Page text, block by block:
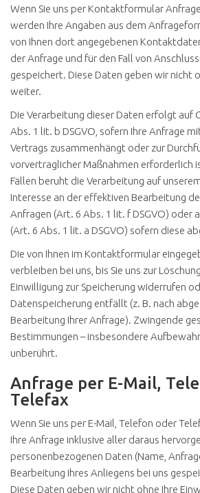
Wenn Sie uns per Kontaktformular
werden Ihre Angaben aus dem
von Ihnen dort angegebenen
der Anfrage und für den Fall von
gespeichert. Diese Daten geben wir nicht
weiter.
Die Verarbeitung dieser Daten erfolgt auf
Abs. 1 lit. b DSGVO, sofern Ihre Anfrage
Vertrags zusammenhängt oder zur
vorvertraglicher Maßnahmen erforderlich
Fällen beruht die Verarbeitung auf
Interesse an der effektiven Bearbeitung
Anfragen (Art. 6 Abs. 1 lit. f DSGVO) oder
(Art. 6 Abs. 1 lit. a DSGVO) sofern diese
Die von Ihnen im Kontaktformular
verbleiben bei uns, bis Sie uns zur
Einwilligung zur Speicherung widerrufen
Datenspeicherung entfällt (z. B. nach
Bearbeitung Ihrer Anfrage). Zwingende
Bestimmungen – insbesondere
unberührt.
Anfrage per E-Mail,
Telefax
Wenn Sie uns per E-Mail, Telefon oder
Ihre Anfrage inklusive aller daraus
personenbezogenen Daten (Name,
Bearbeitung Ihres Anliegens bei uns
Diese Daten geben wir nicht ohne Ihre